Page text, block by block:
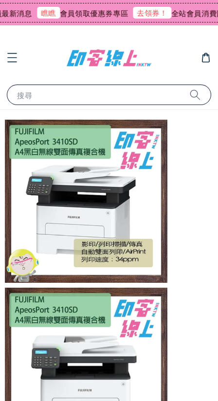
消息 瞧瞧 會員領取優惠券專區 去領券！ 全站會員消費回
搜尋